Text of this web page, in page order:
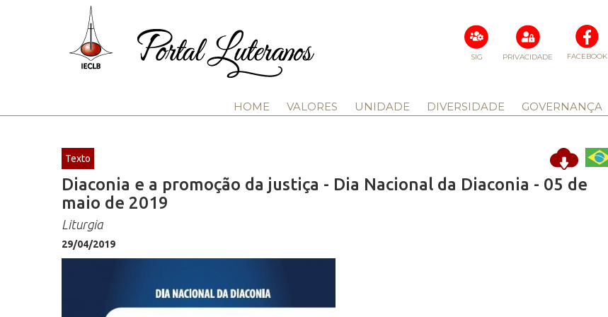
FACEBOOK
PRIVACIDADE
SIG
HOME VALORES UNIDADE DIVERSIDADE GOVERNANÇA
Texto
Diaconia e a promoção da justiça - Dia Nacional da Diaconia - 05 de
maio de 2019
Liturgia
29/04/2019